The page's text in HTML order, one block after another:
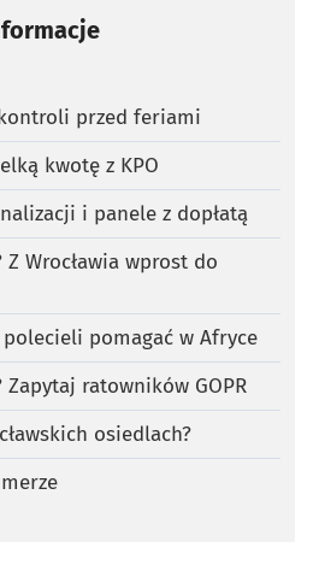
przed feriami
kwotę z KPO
i panele z dopłatą
Wrocławia wprost do
polecieli pomagać w Afryce
Zapytaj ratowników GOPR
osiedlach?